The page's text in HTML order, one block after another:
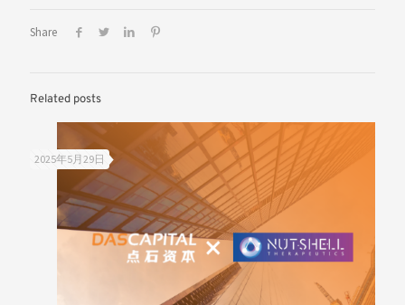
Share
Related posts
2025年5月29日